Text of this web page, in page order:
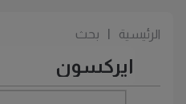
الرئيسية بحث